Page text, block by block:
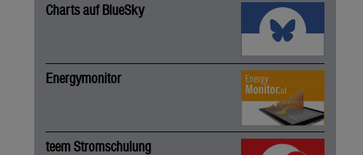
Charts auf BlueSky
Energymonitor
teem Stromschulung